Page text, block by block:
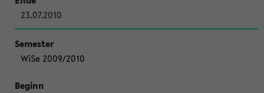
23.07.2010
WiSe 2009/2010